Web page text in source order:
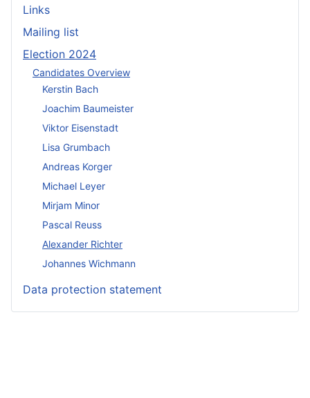
Links
Mailing list
Election 2024
Candidates Overview
Kerstin Bach
Joachim Baumeister
Viktor Eisenstadt
Lisa Grumbach
Andreas Korger
Michael Leyer
Mirjam Minor
Pascal Reuss
Alexander Richter
Johannes Wichmann
Data protection statement